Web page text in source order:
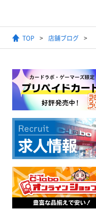
TOP 店舗ブログ